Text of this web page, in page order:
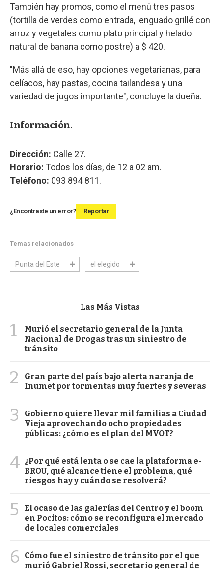
También hay promos, como el menú tres pasos
(tortilla de verdes como entrada, lenguado grillé con
arroz y vegetales como plato principal y helado
natural de banana como postre) a $ 420.
"Más allá de eso, hay opciones vegetarianas, para
celíacos, hay pastas, cocina tailandesa y una
variedad de jugos importante", concluye la dueña.
Información.
Dirección: Calle 27.
Horario: Todos los días, de 12 a 02 am.
Teléfono: 093 894 811.
¿Encontraste un error? Reportar
Temas relacionados
Punta del Este el elegido
Las Más Vistas
1
Murió el secretario general de la Junta
Nacional de Drogas tras un siniestro de
tránsito
2
Gran parte del país bajo alerta naranja de
Inumet por tormentas muy fuertes y severas
3
Gobierno quiere llevar mil familias a Ciudad
Vieja aprovechando ocho propiedades
públicas: ¿cómo es el plan del MVOT?
4 ¿Por qué está lenta o se cae la plataforma e-
BROU, qué alcance tiene el problema, qué
riesgos hay y cuándo se resolverá?
5
El ocaso de las galerías del Centro y el boom
en Pocitos: cómo se reconfigura el mercado
de locales comerciales
6
Cómo fue el siniestro de tránsito por el que
murió Gabriel Rossi, secretario general de